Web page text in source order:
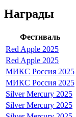
Награды
Фестиваль
Red Apple 2025
Red Apple 2025
МИКС Россия 2025
МИКС Россия 2025
Silver Mercury 2025
Silver Mercury 2025